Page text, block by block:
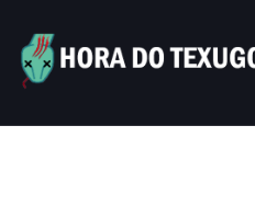
content